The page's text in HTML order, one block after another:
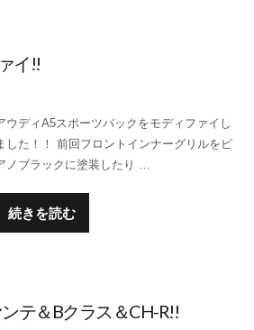
イ!!
ウディA5スポーツバックをモディファイし
した！！ 前回フロントインナーグリルをピ
ノブラックに塗装したり …
続きを読む
テ＆Bクラス＆CH-R!!